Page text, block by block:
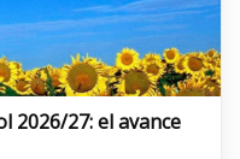
2026/27: el avance